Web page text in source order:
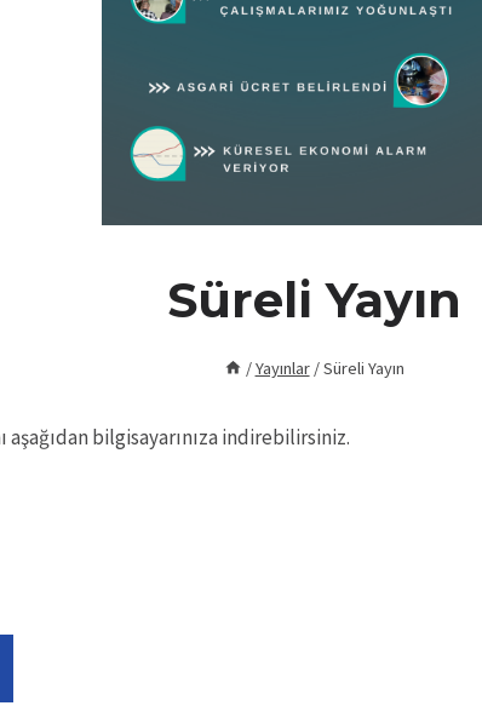
Süreli Yayın
/Yayınlar /Süreli Yayın
aşağıdan bilgisayarınıza indirebilirsiniz.